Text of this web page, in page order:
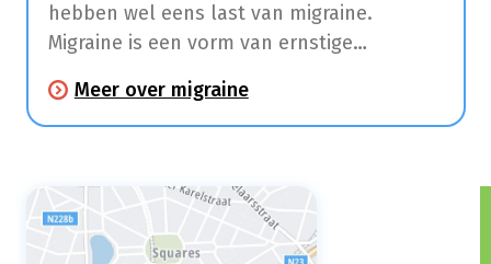
hebben wel eens last van migraine.
Migraine is een vorm van ernstige
een halve dag tot 3 dagen kunnen duren.
Enkele uren tot dagen voordat je hoofdpijn
stemmingswisselingen ervaren, bepaalde
voedselvoorkeuren waarnemen, spierpijn
hebben of extra gevoelig zijn voor
Meer over migraine